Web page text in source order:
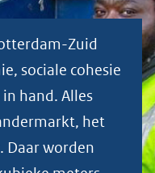
Zuid
sociale cohesie
hand. Alles
het
Daar worden